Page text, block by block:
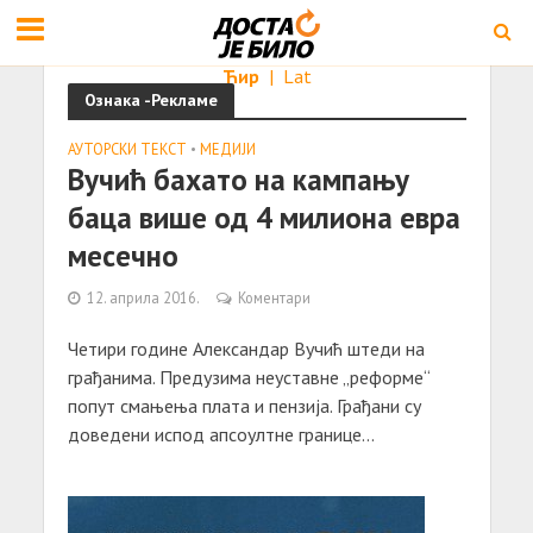
Ћир | Lat
Ознака -Рекламе
АУТОРСКИ ТЕКСТ • МЕДИЈИ
Вучић бахато на кампању
баца више од 4 милиона евра
месечно
12. априла 2016. Коментари
Четири године Александар Вучић штеди на
грађанима. Предузима неуставне „реформе“
попут смањења плата и пензија. Грађани су
доведени испод апсоултне границе...